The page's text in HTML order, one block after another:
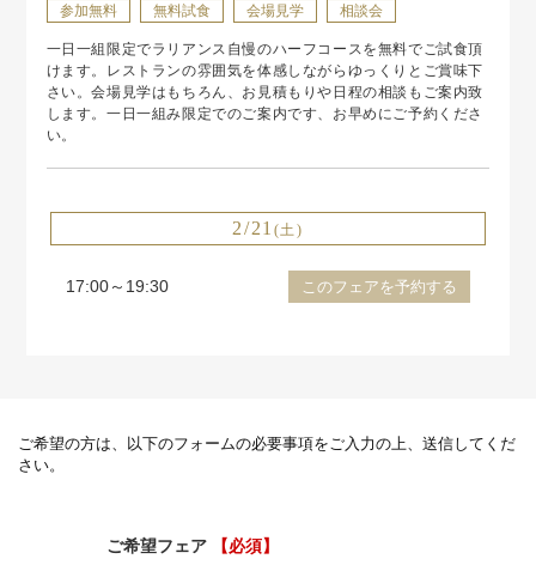
参加無料 無料試食 会場見学 相談会
一日一組限定でラリアンス自慢のハーフコースを無料でご試食頂
けます。レストランの雰囲気を体感しながらゆっくりとご賞味下
さい。会場見学はもちろん、お見積もりや日程の相談もご案内致
します。一日一組み限定でのご案内です、お早めにご予約くださ
い。
2/21 (土)
17:00～19:30 このフェアを予約する